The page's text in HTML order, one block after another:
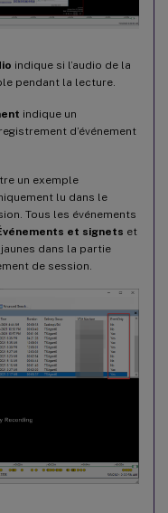
indique si l’audio de la
pendant la lecture.
indique un
d’événement
un exemple
lu dans le
Tous les événements
et signets et
dans la partie
de session.